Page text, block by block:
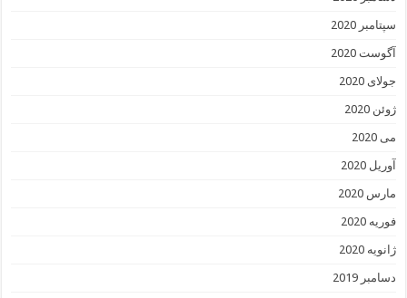
سپتامبر 2020
آگوست 2020
جولای 2020
ژوئن 2020
می 2020
آوریل 2020
مارس 2020
فوریه 2020
ژانویه 2020
دسامبر 2019